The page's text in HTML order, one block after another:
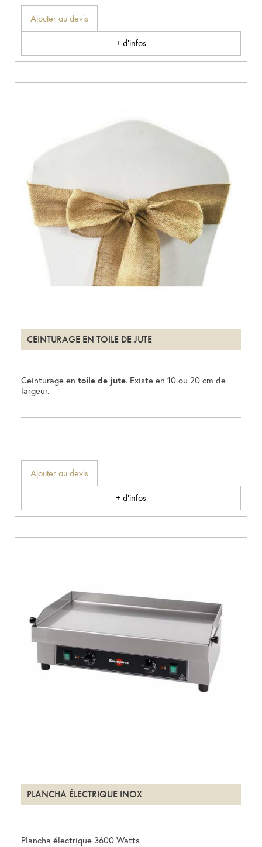
Ajouter au devis
+ d'infos
CEINTURAGE EN TOILE DE JUTE
Ceinturage en toile de jute. Existe en 10 ou 20 cm de
largeur.
Ajouter au devis
+ d'infos
PLANCHA ÉLECTRIQUE INOX
Plancha électrique 3600 Watts